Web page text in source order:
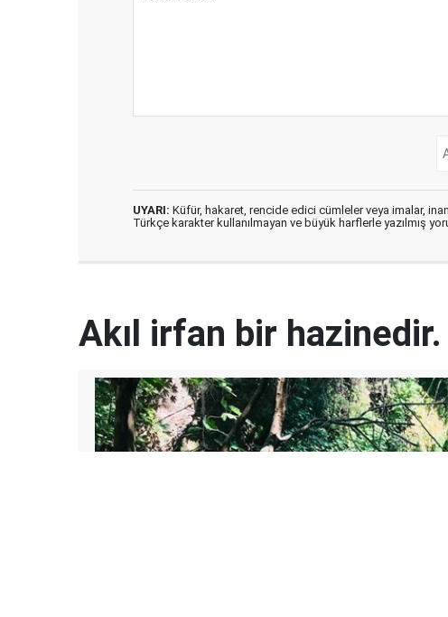
UYARI: Küfür, hakaret, rencide edici cümleler veya imalar,
Türkçe karakter kullanılmayan ve büyük harflerle yazılmış
Akıl irfan bir hazinedir.